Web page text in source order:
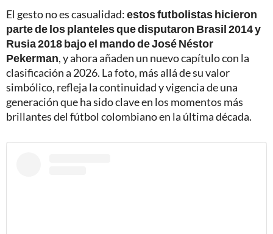
El gesto no es casualidad:estos futbolistas hicieron
parte de los planteles que disputaron Brasil 2014 y
Rusia 2018 bajo el mando de José Néstor
Pekerman, y ahora añaden un nuevo capítulo con la
clasificación a 2026. La foto, más allá de su valor
simbólico, refleja la continuidad y vigencia de una
generación que ha sido clave en los momentos más
brillantes del fútbol colombiano en la última década.